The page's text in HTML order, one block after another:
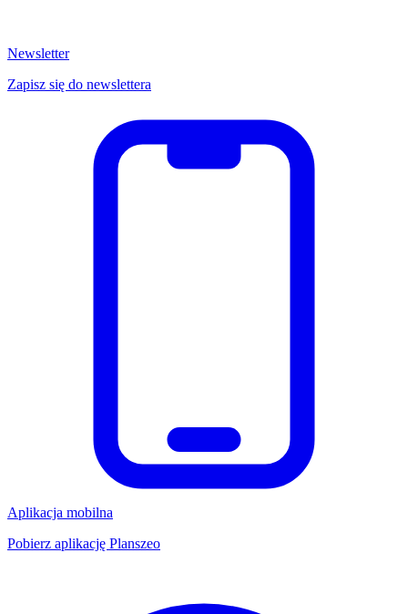
Newsletter
Zapisz się do newslettera
Aplikacja mobilna
Pobierz aplikację Planszeo